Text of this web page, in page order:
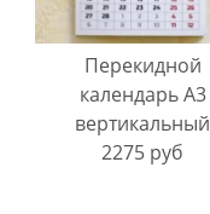
Перекидной
календарь A3
вертикальный
2275 руб